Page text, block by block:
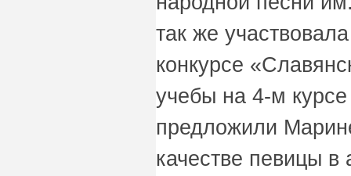
так же
конкурсе
учебы на 4-м
предложили
качестве певицы